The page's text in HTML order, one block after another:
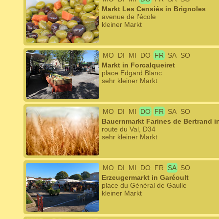
Markt Les Censiés in Brignoles
avenue de l'école
kleiner Markt
MO DI MI DO FR SA SO
Markt in Forcalqueiret
place Edgard Blanc
sehr kleiner Markt
MO DI MI DO FR SA SO
Bauernmarkt Farines de Bertrand
route du Val, D34
sehr kleiner Markt
MO DI MI DO FR SA SO
Erzeugermarkt in Garéoult
place du Général de Gaulle
kleiner Markt